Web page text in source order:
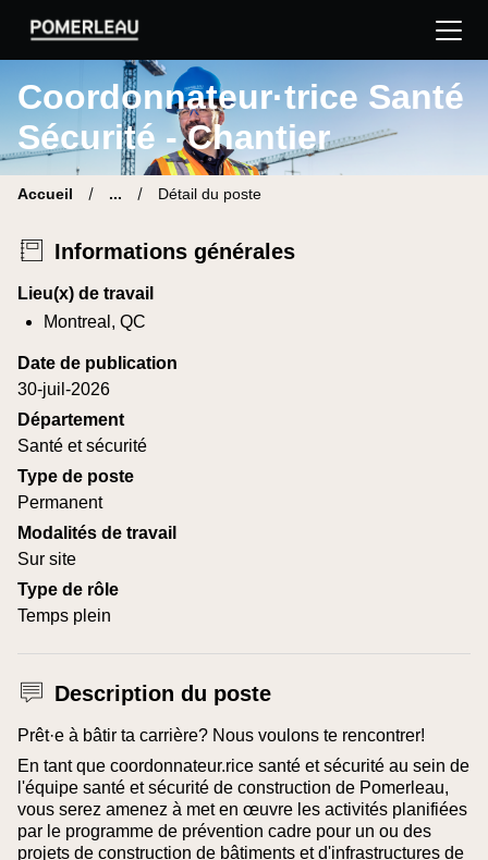
Pomerleau Site carrière | Trouve ton nouveau poste
Coordonnateur·trice Santé
Sécurité - Chantier
Accueil ... Détail du poste
Informations générales
Lieu(x) de travail
Montreal, QC
Date de publication
30-juil-2026
Département
Santé et sécurité
Type de poste
Permanent
Modalités de travail
Sur site
Type de rôle
Temps plein
Description du poste
Prêt·e à bâtir ta carrière? Nous voulons te rencontrer!
En tant que coordonnateur.rice santé et sécurité au sein de
l'équipe santé et sécurité de construction de Pomerleau,
vous serez amenez à met en œuvre les activités planifiées
par le programme de prévention cadre pour un ou des
projets de construction de bâtiments et d'infrastructures de